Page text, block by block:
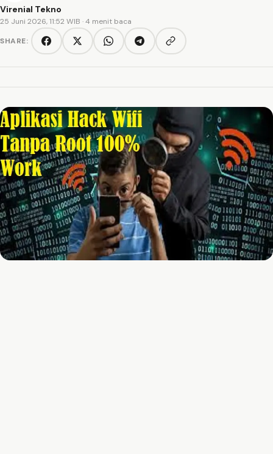
Virenial Tekno
25 Juni 2026, 11:52 WIB · 4 menit baca
SHARE:
FacebookTwitter/XWhatsAppTelegramCopy link